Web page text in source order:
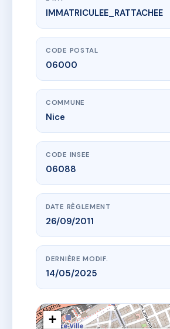
www.vme.plus/AC7253255
DEROULEDE 12
12 r paul deroulede
IMMATRICULEE_RATTACHEE
CODE POSTAL
06000
COMMUNE
Nice
CODE INSEE
06088
DATE RÈGLEMENT
26/09/2011
DERNIÈRE MODIF.
14/05/2025
+